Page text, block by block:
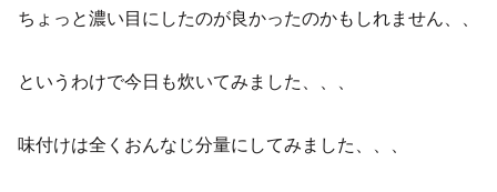
ちょっと濃い目にしたのが良かったのかもしれません、、
というわけで今日も炊いてみました、、、
味付けは全くおんなじ分量にしてみました、、、